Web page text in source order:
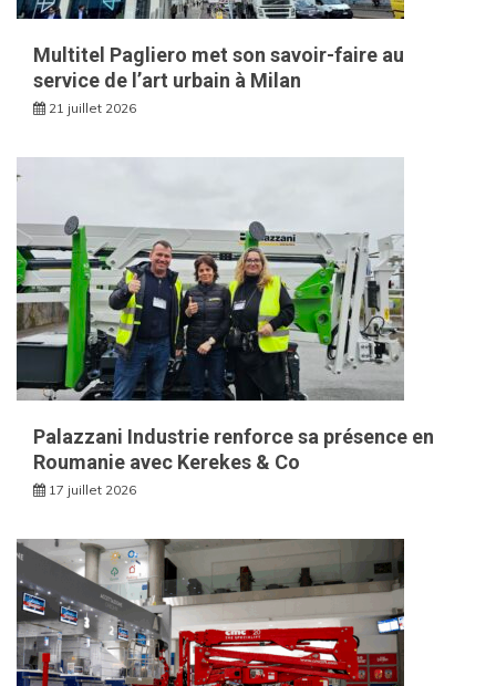
Multitel Pagliero met son savoir-faire au
service de l’art urbain à Milan
21 juillet 2026
Palazzani Industrie renforce sa présence en
Roumanie avec Kerekes & Co
17 juillet 2026